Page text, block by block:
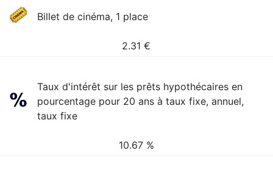
Billet de cinéma, 1 place
2.31 €
Taux d'intérêt sur les prêts hypothécaires en
pourcentage pour 20 ans à taux fixe, annuel,
taux fixe
10.67 %